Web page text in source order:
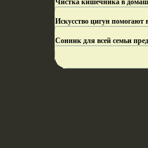
Чистка кишечника в
Искусство цигун помогают
Сонник для всей семьи